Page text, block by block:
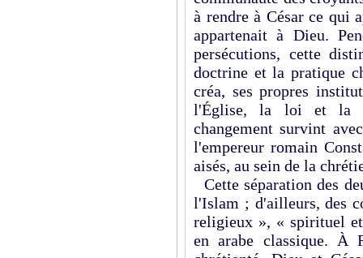
à rendre à César ce qui
appartenait à Dieu.
persécutions, cette
doctrine et la pratique
créa, ses propres
l'Église, la loi et la
changement survint
l'empe­reur romain
aisés, au sein de la
Cette séparation des
l'Islam ; d'ailleurs, des
religieux », « spirituel
en arabe classique. À